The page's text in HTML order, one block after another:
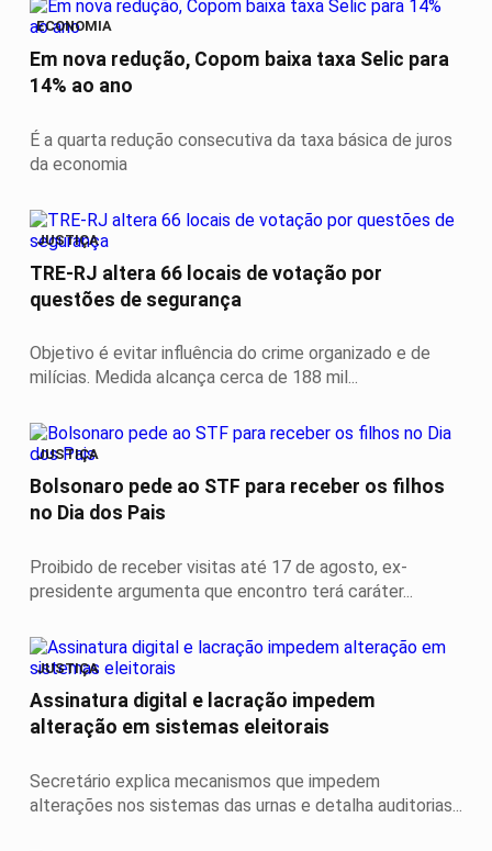
ECONOMIA
Em nova redução, Copom baixa taxa Selic para
14% ao ano
É a quarta redução consecutiva da taxa básica de juros
da economia
JUSTIÇA
TRE-RJ altera 66 locais de votação por
questões de segurança
Objetivo é evitar influência do crime organizado e de
milícias. Medida alcança cerca de 188 mil...
JUSTIÇA
Bolsonaro pede ao STF para receber os filhos
no Dia dos Pais
Proibido de receber visitas até 17 de agosto, ex-
presidente argumenta que encontro terá caráter...
JUSTIÇA
Assinatura digital e lacração impedem
alteração em sistemas eleitorais
Secretário explica mecanismos que impedem
alterações nos sistemas das urnas e detalha auditorias...